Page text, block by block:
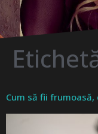
Cum să fii